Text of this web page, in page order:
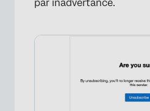
par inadvertance.